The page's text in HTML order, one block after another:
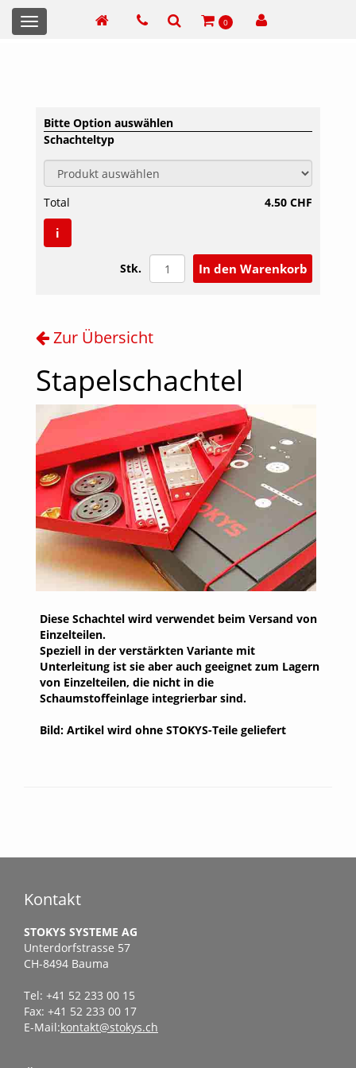
0
Toggle
navigation
Bitte Option auswählen
Schachteltyp
Total 4.50 CHF
Stk.
i
Zur Übersicht
Stapelschachtel
Diese Schachtel wird verwendet beim Versand von
Einzelteilen.
Speziell in der verstärkten Variante mit
Unterleitung ist sie aber auch geeignet zum Lagern
von Einzelteilen, die nicht in die
Schaumstoffeinlage integrierbar sind.
Bild: Artikel wird ohne STOKYS-Teile geliefert
Kontakt
STOKYS SYSTEME AG
Unterdorfstrasse 57
CH-8494 Bauma
Tel: +41 52 233 00 15
Fax: +41 52 233 00 17
E-Mail:kontakt@stokys.ch